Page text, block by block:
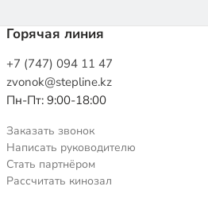
Горячая линия
+7 (747) 094 11 47
zvonok@stepline.kz
Пн-Пт: 9:00-18:00
Заказать звонок
Написать руководителю
Стать партнёром
Рассчитать кинозал